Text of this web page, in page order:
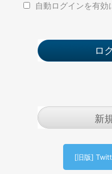
自動ログインを有効
新
[旧版]